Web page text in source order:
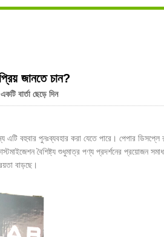
জানতে চান?
বার্তা ছেড়ে দিন
বহুবার পুনঃব্যবহার করা যেতে পারে। পেপার ডিসপ্লে
বৈশিষ্ট্য শুধুমাত্র পণ্য প্রদর্শনের প্রয়োজন
বাড়ছে।